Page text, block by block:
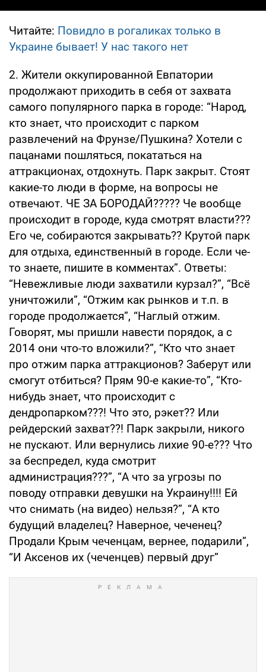
Читайте: Повидло в рогаликах только в
Украине бывает! У нас такого нет
2. Жители оккупированной Евпатории
продолжают приходить в себя от захвата
самого популярного парка в городе: “Народ,
кто знает, что происходит с парком
развлечений на Фрунзе/Пушкина? Хотели с
пацанами пошляться, покататься на
аттракционах, отдохнуть. Парк закрыт. Стоят
какие-то люди в форме, на вопросы не
отвечают. ЧЕ ЗА БОРОДАЙ????? Че вообще
происходит в городе, куда смотрят власти???
Его че, собираются закрывать?? Крутой парк
для отдыха, единственный в городе. Если че-
то знаете, пишите в комментах”. Ответы:
“Невежливые люди захватили курзал?”, “Всё
уничтожили”, “Отжим как рынков и т.п. в
городе продолжается”, “Наглый отжим.
Говорят, мы пришли навести порядок, а с
2014 они что-то вложили?”, “Кто что знает
про отжим парка аттракционов? Заберут или
смогут отбиться? Прям 90-е какие-то”, “Кто-
нибудь знает, что происходит с
дендропарком???! Что это, рэкет?? Или
рейдерский захват??! Парк закрыли, никого
не пускают. Или вернулись лихие 90-е??? Что
за беспредел, куда смотрит
администрация???”, “А что за угрозы по
поводу отправки девушки на Украину!!!! Ей
что снимать (на видео) нельзя?”, “А кто
будущий владелец? Наверное, чеченец?
Продали Крым чеченцам, вернее, подарили”,
“И Аксенов их (чеченцев) первый друг”